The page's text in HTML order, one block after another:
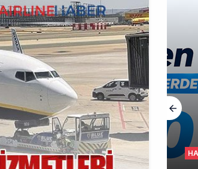
Kazası 19 yıl sonra sil baştan SHGM
ulaştı
kritik göreve getirildi